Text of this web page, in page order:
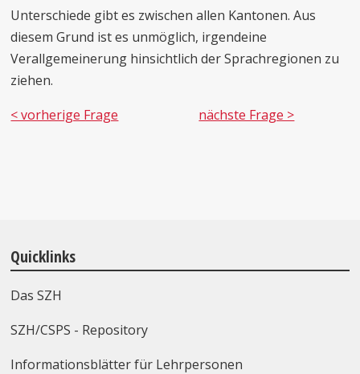
Unterschiede gibt es zwischen allen Kantonen. Aus
diesem Grund ist es unmöglich, irgendeine
Verallgemeinerung hinsichtlich der Sprachregionen zu
ziehen.
< vorherige Frage
nächste Frage >
Quicklinks
Das SZH
SZH/CSPS - Repository
Informationsblätter für Lehrpersonen